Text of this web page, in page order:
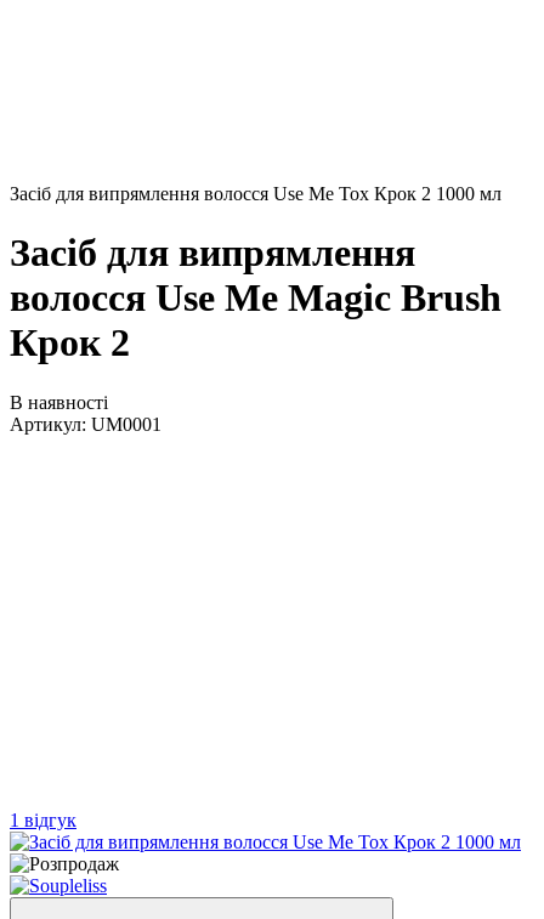
Засіб для випрямлення волосся Use Me Tox Крок 2 1000 мл
Засіб для випрямлення
волосся Use Me Magic Brush
Крок 2
В наявності
Артикул: UM0001
1 відгук